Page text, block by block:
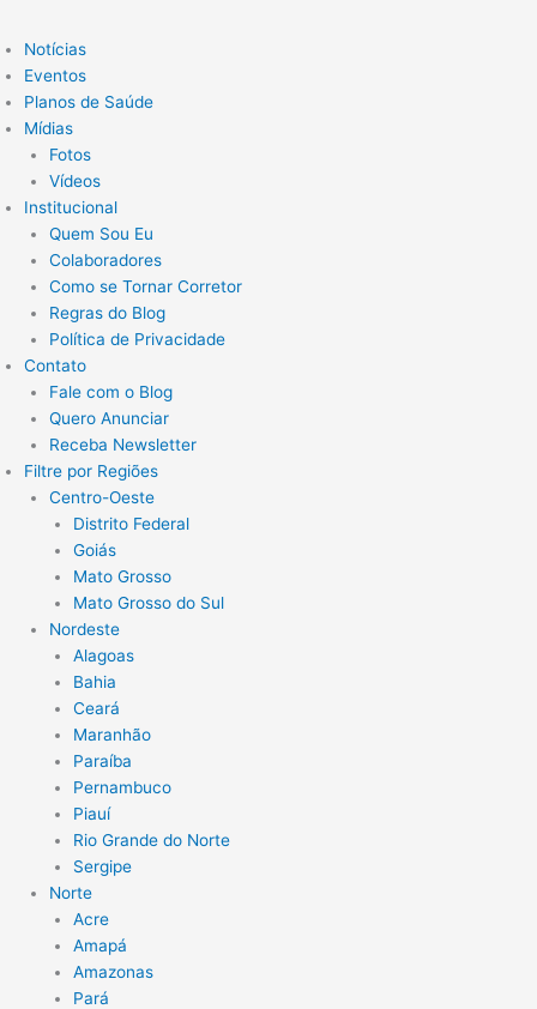
Notícias
Eventos
Planos de Saúde
Mídias
Fotos
Vídeos
Institucional
Quem Sou Eu
Colaboradores
Como se Tornar Corretor
Regras do Blog
Política de Privacidade
Contato
Fale com o Blog
Quero Anunciar
Receba Newsletter
Filtre por Regiões
Centro-Oeste
Distrito Federal
Goiás
Mato Grosso
Mato Grosso do Sul
Nordeste
Alagoas
Bahia
Ceará
Maranhão
Paraíba
Pernambuco
Piauí
Rio Grande do Norte
Sergipe
Norte
Acre
Amapá
Amazonas
Pará